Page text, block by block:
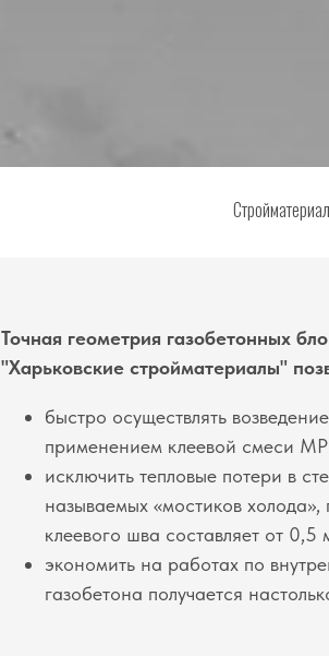
Точная геометрия газобетонных
"Харьковские стройматериалы"
быстро осуществлять
применением клеевой смеси
исключить тепловые потери в
называемых «мостиков холода»,
клеевого шва составляет от
экономить на работах по
газобетона получается